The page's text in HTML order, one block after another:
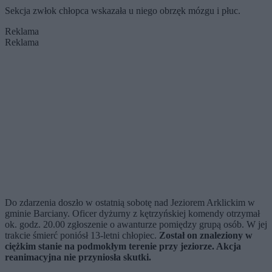
Sekcja zwłok chłopca wskazała u niego obrzęk mózgu i płuc.
Reklama
Reklama
Do zdarzenia doszło w ostatnią sobotę nad Jeziorem Arklickim w
gminie Barciany. Oficer dyżurny z kętrzyńskiej komendy otrzymał
ok. godz. 20.00 zgłoszenie o awanturze pomiędzy grupą osób. W jej
trakcie śmierć poniósł 13-letni chłopiec. Został on znaleziony w
ciężkim stanie na podmokłym terenie przy jeziorze. Akcja
reanimacyjna nie przyniosła skutki.